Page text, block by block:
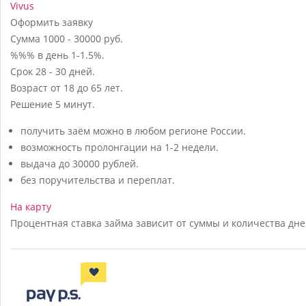
Vivus
Оформить заявку
Сумма 1000 - 30000 руб.
%%% в день 1-1.5%.
Срок 28 - 30 дней.
Возраст от 18 до 65 лет.
Решение 5 минут.
получить заём можно в любом регионе России.
возможность пролонгации на 1-2 недели.
выдача до 30000 рублей.
без поручительства и переплат.
На карту
Процентная ставка займа зависит от суммы и количества